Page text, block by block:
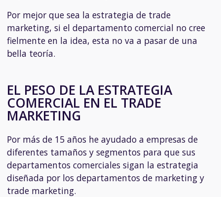
Por mejor que sea la estrategia de trade
marketing, si el departamento comercial no cree
fielmente en la idea, esta no va a pasar de una
bella teoría.
EL PESO DE LA ESTRATEGIA
COMERCIAL EN EL TRADE
MARKETING
Por más de 15 años he ayudado a empresas de
diferentes tamaños y segmentos para que sus
departamentos comerciales sigan la estrategia
diseñada por los departamentos de marketing y
trade marketing.